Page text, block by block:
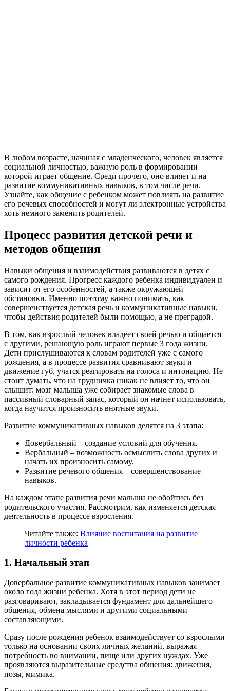
В любом возрасте, начиная с младенческого, человек является
социальной личностью, важную роль в формировании
которой играет общение. Среди прочего, оно влияет и на
развитие коммуникативных навыков, в том числе речи.
Узнайте, как общение с ребенком может повлиять на развитие
его речевых способностей и могут ли электронные устройства
хоть немного заменить родителей.
Процесс развития детской речи и
методов общения
Навыки общения и взаимодействия развиваются в детях с
самого рождения. Прогресс каждого ребенка индивидуален и
зависит от его особенностей, а также окружающей
обстановки. Именно поэтому важно понимать, как
совершенствуется детская речь и коммуникативные навыки,
чтобы действия родителей были помощью, а не преградой.
В том, как взрослый человек владеет своей речью и общается
с другими, решающую роль играют первые 3 года жизни.
Дети прислушиваются к словам родителей уже с самого
рождения, а в процессе развития сравнивают звуки и
движение губ, учатся реагировать на голоса и интонацию. Не
стоит думать, что на грудничка никак не влияет то, что он
слышит: мозг малыша уже собирает знакомые слова в
пассивный словарный запас, который он начнет использовать,
когда научится произносить внятные звуки.
Развитие коммуникативных навыков делятся на 3 этапа:
Довербальный – создание условий для обучения.
Вербальный – возможность осмыслить слова других и
начать их произносить самому.
Развитие речевого общения – совершенствование
навыков.
На каждом этапе развития речи малыша не обойтись без
родительского участия. Рассмотрим, как изменяется детская
деятельность в процессе взросления.
Читайте также: Влияние воспитания на развитие
личности ребенка
1. Начальный этап
Довербальное развитие коммуникативных навыков занимает
около года жизни ребенка. Хотя в этот период дети не
разговаривают, закладывается фундамент для дальнейшего
общения, обмена мыслями и другими социальными
составляющими.
Сразу после рождения ребенок взаимодействует со взрослыми
только на основании своих личных желаний, выражая
потребность во внимании, пище или других нуждах. Уже
проявляются выразительные средства общения: движения,
позы, мимика.